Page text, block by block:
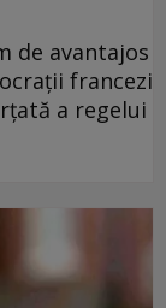
de avantajos
francezi
a regelui